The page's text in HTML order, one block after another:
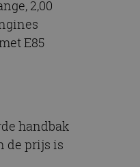
2,00
E85
handbak
de prijs is